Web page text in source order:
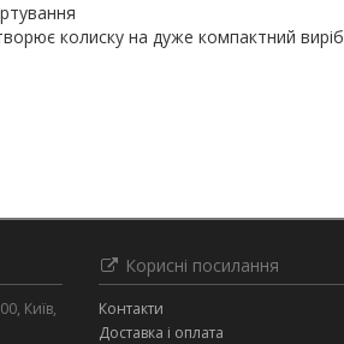
колиску на дуже компактний виріб
Київ,
Корисні посилання
Контакти
Доставка і оплата